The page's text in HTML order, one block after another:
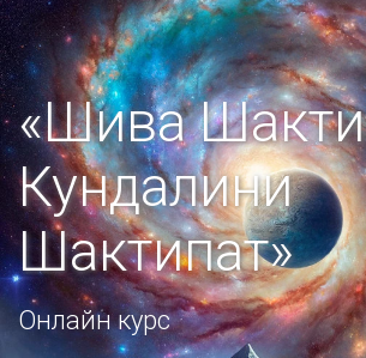
«Шива Шакти
Кундалини
Шактипат»
Онлайн курс